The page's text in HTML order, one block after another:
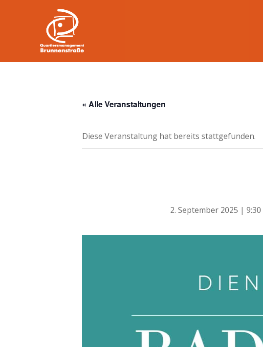
« Alle Veranstaltungen
Diese Veranstaltung hat bereits stattgefunden.
2. September 2025 | 9:30